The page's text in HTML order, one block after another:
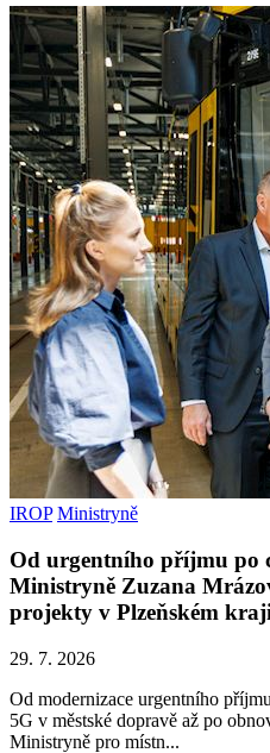
IROP Ministryně
Od urgentního příjmu po
Ministryně Zuzana
projekty v Plzeňském kraji
29. 7. 2026
Od modernizace urgentního
5G v městské dopravě až po
Ministryně pro místn...